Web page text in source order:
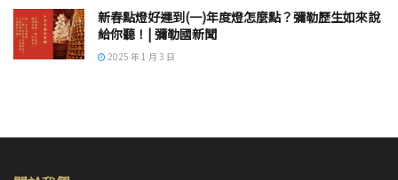
新春點燈好運到(一)年度燈怎麼點？彌勒歷生如來說
給你聽！| 彌勒國新聞
2025 年 1 月 3 日